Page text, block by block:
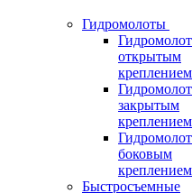
Гидромолоты
открытым
креплением
закрытым
креплением
боковым
креплением
Быстросъемные